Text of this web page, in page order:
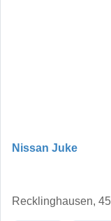
Nissan Juke
Recklinghausen,